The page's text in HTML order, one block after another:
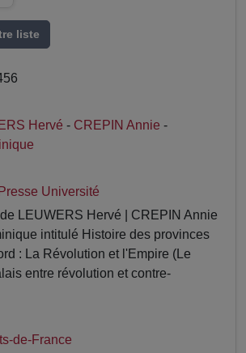
liste
Hervé - CREPIN Annie -
Université
LEUWERS Hervé | CREPIN Annie
intitulé Histoire des provinces
: La Révolution et l'Empire (Le
entre révolution et contre-
de-France